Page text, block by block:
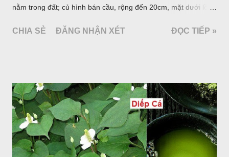
nằm trong đất; củ hình bán cầu, rộng đến 20cm, mặt dưới lồi
quanh có 3-5 mấu lồi; vỏ củ màu nâu, thịt trắng vàng và cứng.
một mo to màu đỏ xanh có đốm trắng, mặt trong màu đỏ thẫm,
bao lấy một bong mo là một trục mang phần hoa cái ở dưới,
phần hoa đực ở trên. Khoai nưa phân bố ở Ấn độ, Myanma,
Trung quốc, Việt nam, Campuchia, Malaixia, Inđônêxia,
Philippin. Ở nước ta, khoai nưa mọc hoang rải rác ở khắp các
CHIA SẺ ĐĂNG NHẬN XÉT ĐỌC TIẾP »